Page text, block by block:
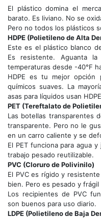
El plástico domina el
barato. Es liviano. No se
Pero no todos los plásticos
HDPE (Polietileno de Alta
Este es el plástico blanco
Es resistente. Aguanta
temperaturas desde -40°F
HDPE es tu mejor opción
químicos suaves. La
asas para líquidos usan
PET (Tereftalato de
Las botellas transparentes
transparente. Pero no le
en un carro caliente y se
El PET funciona para agua
trabajo pesado reutilizable.
PVC (Cloruro de Polivinilo)
El PVC es rígido y
bien. Pero es pesado y frágil
Los recipientes de PVC
son buenos para uso diario.
LDPE (Polietileno de Baja